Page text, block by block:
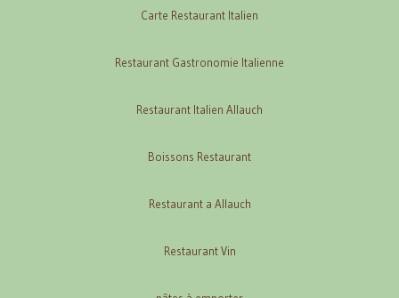
Carte Restaurant Italien
Restaurant Gastronomie Italienne
Restaurant Italien Allauch
Boissons Restaurant
Restaurant a Allauch
Restaurant Vin